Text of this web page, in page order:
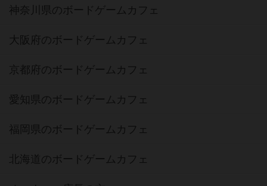
神奈川県のボードゲームカフェ
大阪府のボードゲームカフェ
京都府のボードゲームカフェ
愛知県のボードゲームカフェ
福岡県のボードゲームカフェ
北海道のボードゲームカフェ